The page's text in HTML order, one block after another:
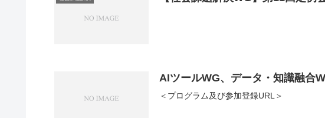
AIツールWG、データ・知識融合
＜プログラム及び参加登録URL＞